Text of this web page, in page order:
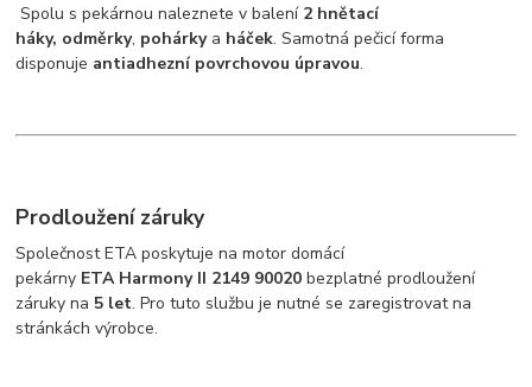
Spolu s pekárnou naleznete v balení2 hnětací
háky, odměrky, pohárkya háček. Samotná pečicí forma
disponuje antiadhezní povrchovou úpravou.
Prodloužení záruky
Společnost ETA poskytuje na motor domácí
pekárny ETA Harmony II 2149 90020 bezplatné prodloužení
záruky na 5 let. Pro tuto službu je nutné se zaregistrovat na
stránkách výrobce.